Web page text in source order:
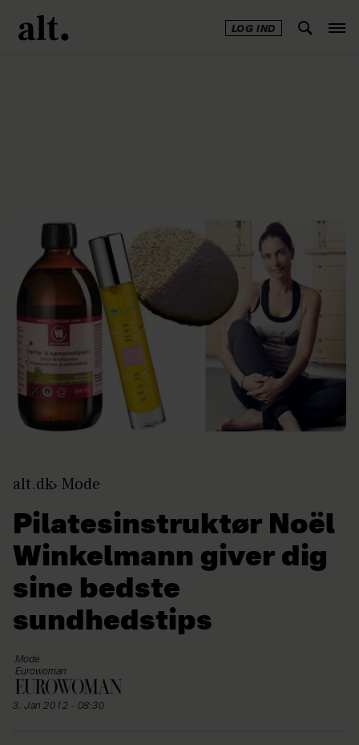
LOG IND
alt.dk Mode
Pilatesinstruktør Noël
Winkelmann giver dig
sine bedste
sundhedstips
Mode
Eurowoman
3. Jan 2012 - 08:30